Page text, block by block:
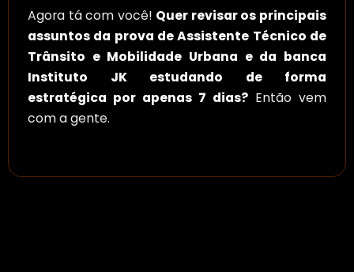
Agora tá com você! Quer revisar os principais
assuntos da prova de Assistente Técnico de
Trânsito e Mobilidade Urbana e da banca
Instituto JK estudando de forma
estratégica por apenas 7 dias? Então vem
com a gente.